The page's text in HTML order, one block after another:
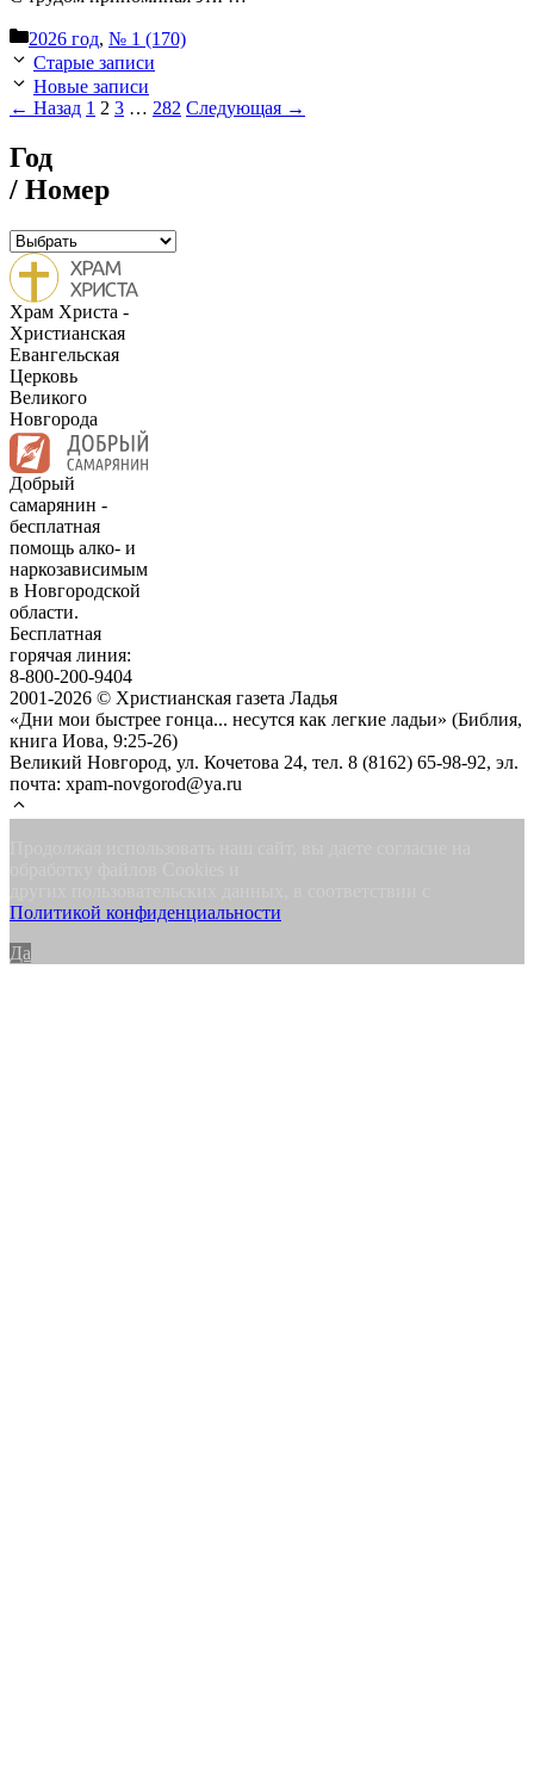
Рубрики
2026 год, № 1 (170)
Старые записи
Новые записи
← Назад Страница
1 Страница
2 Страница
3 … Страница
282 Следующая →
Год
/ Номер
Храм Христа -
Христианская
Евангельская
Церковь
Великого
Новгорода
Добрый
самарянин -
бесплатная
помощь алко- и
наркозависимым
в Новгородской
области.
Бесплатная
горячая линия:
8-800-200-9404
2001-2026 © Христианская газета Ладья
«Дни мои быстрее гонца... несутся как легкие ладьи» (Библия,
книга Иова, 9:25-26)
Великий Новгород, ул. Кочетова 24, тел. 8 (8162) 65-98-92, эл.
поч­та: xpam-novgorod@ya.ru
Политикой конфиденциальности
Да